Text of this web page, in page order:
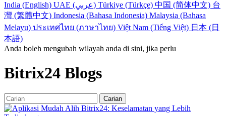
India (English)
UAE (عربي) Türkiye (Türkçe) 中国 (简体中文) 台
灣 (繁體中文) Indonesia (Bahasa Indonesia) Malaysia (Bahasa
Melayu) ประเทศไทย (ภาษาไทย) Việt Nam (Tiếng Việt) 日本 (日
本語)
Anda boleh mengubah wilayah anda di sini, jika perlu
Bitrix24 Blogs